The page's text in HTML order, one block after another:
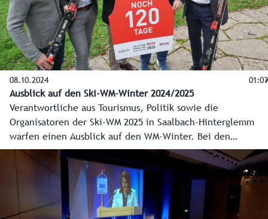
08.10.2024 01:09
Ausblick auf den Ski-WM-Winter 2024/2025
Verantwortliche aus Tourismus, Politik sowie die
Organisatoren der Ski-WM 2025 in Saalbach-Hinterglemm
warfen einen Ausblick auf den WM-Winter. Bei den
Tourismusbetrieben herrscht bereits vor Beginn der
Wintersaison eine gute Stimmung.